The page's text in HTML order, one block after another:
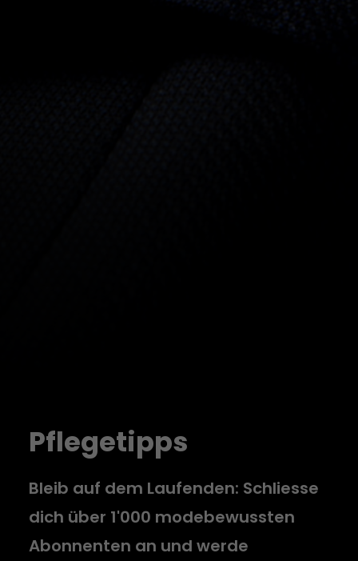
Pflegetipps
Bleib auf dem Laufenden: Schliesse
dich über 1'000 modebewussten
Abonnenten an und werde